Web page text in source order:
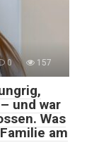
0 157
und war
Was
am